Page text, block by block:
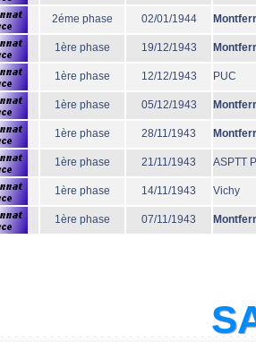
2éme phase 02/01/1944
1ère phase 19/12/1943
1ère phase 12/12/1943 PUC
1ère phase 05/12/1943
1ère phase 28/11/1943
1ère phase 21/11/1943 ASPTT
1ère phase 14/11/1943 Vichy
1ère phase 07/11/1943